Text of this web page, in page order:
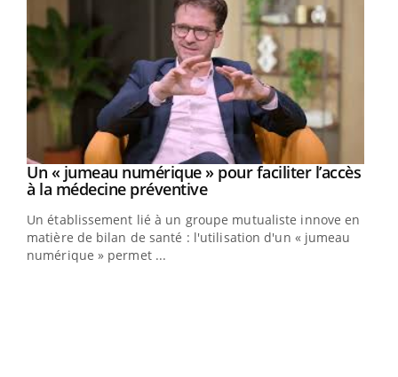
Youtube
Un « jumeau numérique » pour faciliter l’accès
à la médecine préventiveYoutube
Un établissement lié à un groupe mutualiste innove en
matière de bilan de santé : l'utilisation d'un « jumeau
numérique » permet ...